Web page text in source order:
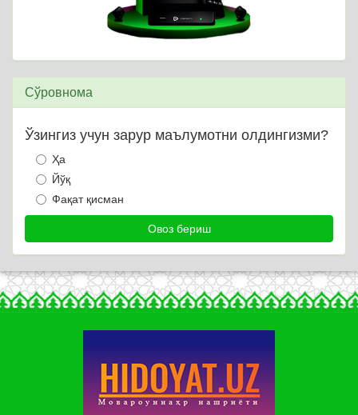
Сўровнома
Ўзингиз учун зарур маълумотни олдингизми?
Ҳа
Йўқ
Фақат қисман